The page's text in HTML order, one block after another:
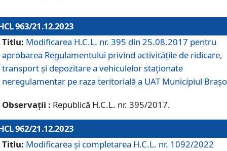
963/21.12.2023
Titlu: Modificarea H.C.L. nr. 395 din 25.08.2017 pentru
aprobarea Regulamentului privind activitățile de ridicare,
transport şi depozitare a vehiculelor staționate
neregulamentar pe raza teritorială a UAT Municipiul
Observații : Republică H.C.L. nr. 395/2017.
962/21.12.2023
Titlu: Modificarea și completarea H.C.L. nr. 1092/2022